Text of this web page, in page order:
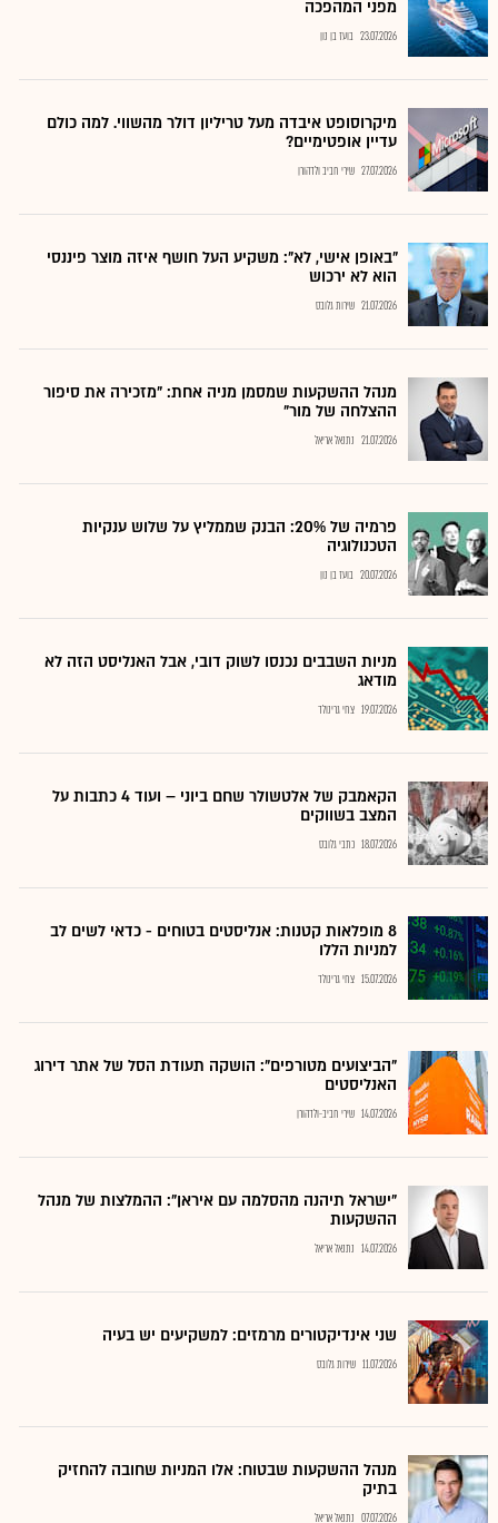
מפני המהפכה
23.07.2026 בועז בן נון
מיקרוסופט איבדה מעל טריליון דולר מהשווי. למה כולם
עדיין אופטימיים?
27.07.2026 שירי חביב ולדהורן
"באופן אישי, לא": משקיע העל חושף איזה מוצר פיננסי
הוא לא ירכוש
21.07.2026 שירות גלובס
מנהל ההשקעות שמסמן מניה אחת: "מזכירה את סיפור
ההצלחה של מור"
21.07.2026 נתנאל אריאל
פרמיה של 20%: הבנק שממליץ על שלוש ענקיות
הטכנולוגיה
20.07.2026 בועז בן נון
מניות השבבים נכנסו לשוק דובי, אבל האנליסט הזה לא
מודאג
19.07.2026 צחי גרינולד
הקאמבק של אלטשולר שחם ביוני – ועוד 4 כתבות על
המצב בשווקים
18.07.2026 כתבי גלובס
8 מופלאות קטנות: אנליסטים בטוחים - כדאי לשים לב
למניות הללו
15.07.2026 צחי גרינולד
"הביצועים מטורפים": הושקה תעודת הסל של אתר דירוג
האנליסטים
14.07.2026 שירי חביב-ולדהורן
"ישראל תיהנה מהסלמה עם איראן": ההמלצות של מנהל
ההשקעות
14.07.2026 נתנאל אריאל
שני אינדיקטורים מרמזים: למשקיעים יש בעיה
11.07.2026 שירות גלובס
מנהל ההשקעות שבטוח: אלו המניות שחובה להחזיק
בתיק
07.07.2026 נתנאל אריאל